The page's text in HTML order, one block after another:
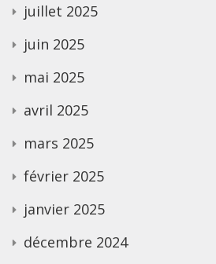
juillet 2025
juin 2025
mai 2025
avril 2025
mars 2025
février 2025
janvier 2025
décembre 2024